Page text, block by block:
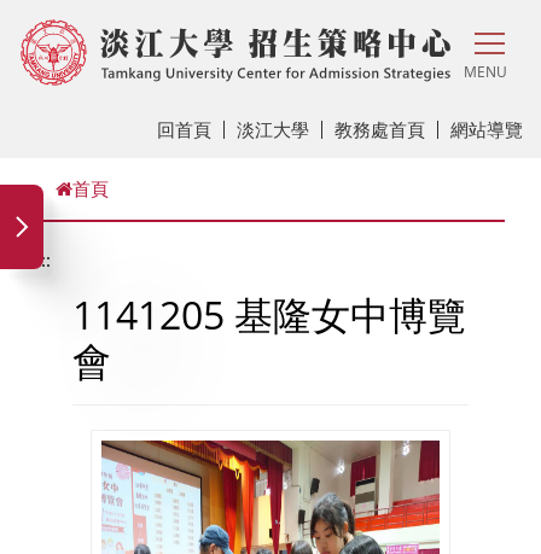
MENU
回首頁 淡江大學 教務處首頁 網站導覽
首頁
:::
1141205 基隆女中博覽
會